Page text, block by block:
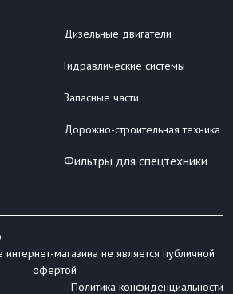
Дизельные двигатели
Гидравлические системы
Запасные части
Дорожно-строительная техника
Фильтры для спецтехники
магазина не является публичной
офертой
Политика конфиденциальности